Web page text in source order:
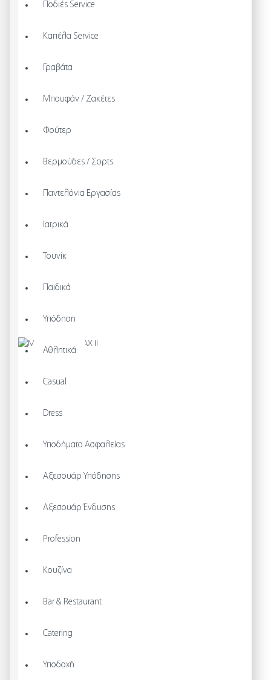
Ποδιές Service
Καπέλα Service
Γραβάτα
Μπουφάν / Ζακέτες
Φούτερ
Βερμούδες / Σορτς
Παντελόνια Εργασίας
Ιατρικά
Τουνίκ
Παιδικά
Υπόδηση
Αθλητικά
Casual
Dress
Υποδήματα Ασφαλείας
Αξεσουάρ Υπόδησης
Αξεσουάρ Ένδυσης
Profession
Κουζίνα
Bar & Restaurant
Catering
Υποδοχή